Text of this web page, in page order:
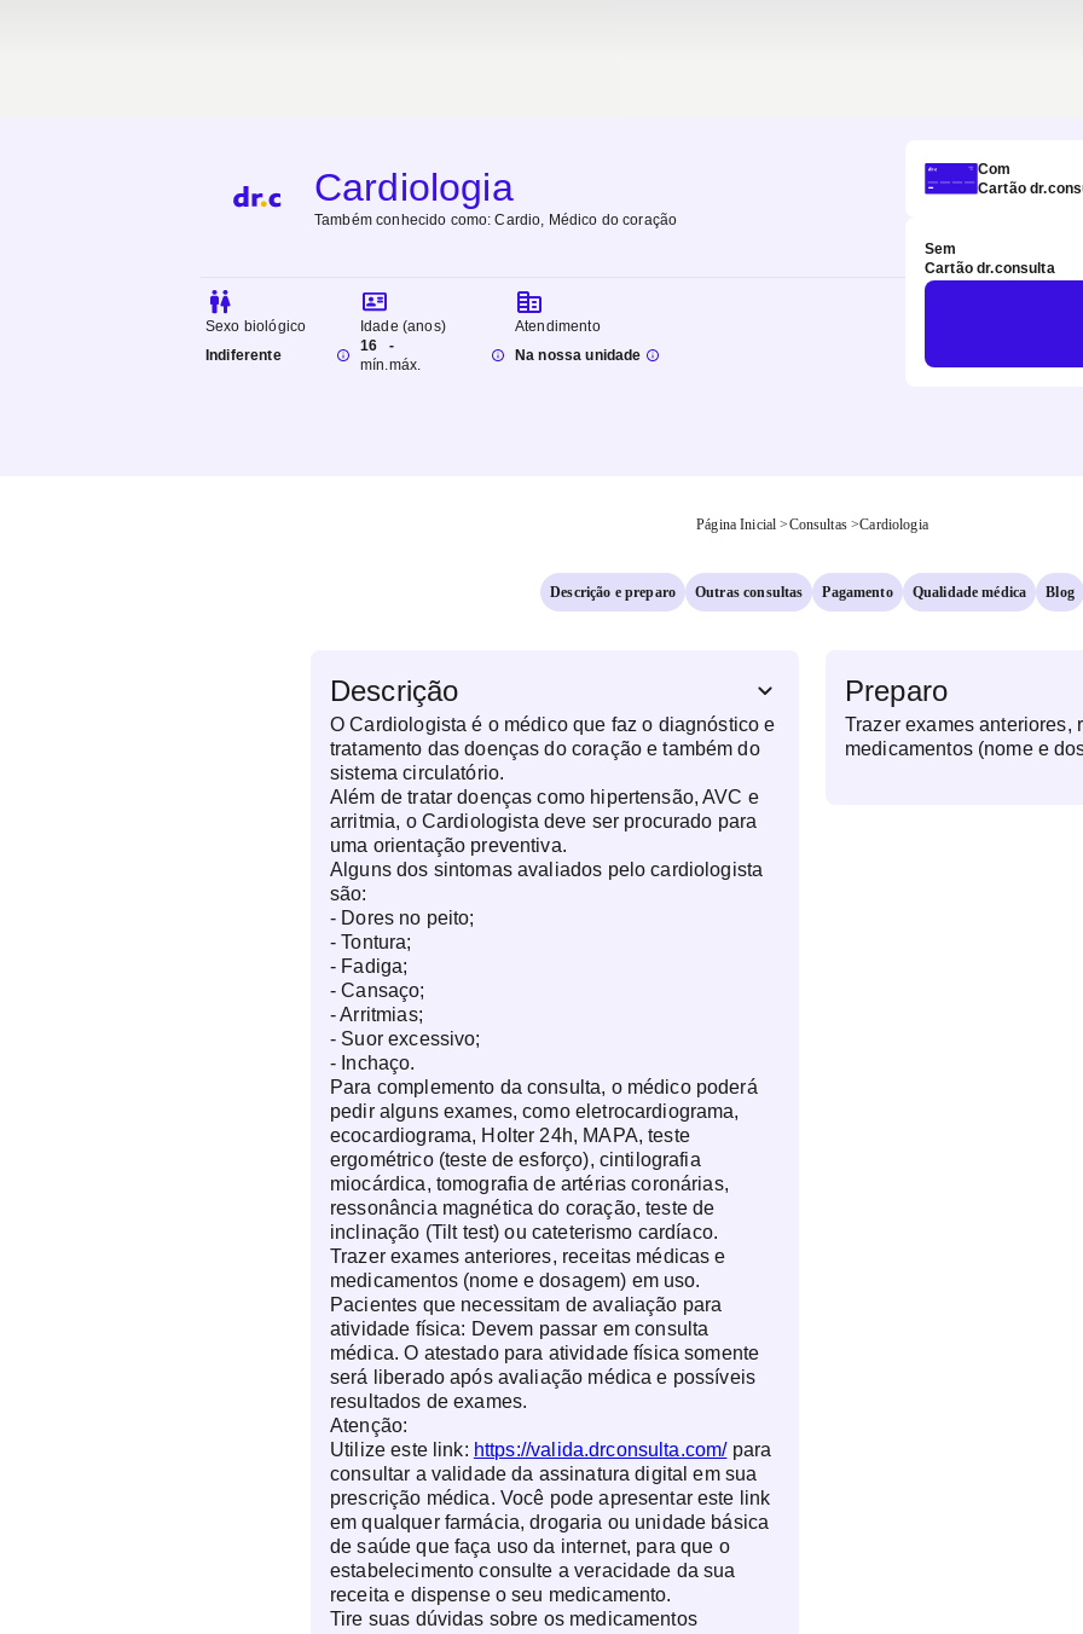
Cardiologia
Também conhecido como:Cardio, Médico do coração
Sexo biológico
Indiferente
Idade (anos)
16
mín.
-
máx.
Atendimento
Na nossa unidade
Com
Cartão
Sem
Cartão dr.consulta
Página Inicial >Consultas >Cardiologia
Descrição e preparo Outras consultas Pagamento Qualidade médica Blog
Descrição
O Cardiologista é o médico que faz o diagnóstico e
tratamento das doenças do coração e também do
sistema circulatório.
Além de tratar doenças como hipertensão, AVC e
arritmia, o Cardiologista deve ser procurado para
uma orientação preventiva.
Alguns dos sintomas avaliados pelo cardiologista
são:
- Dores no peito;
- Tontura;
- Fadiga;
- Cansaço;
- Arritmias;
- Suor excessivo;
- Inchaço.
Para complemento da consulta, o médico poderá
pedir alguns exames, como eletrocardiograma,
ecocardiograma, Holter 24h, MAPA, teste
ergométrico (teste de esforço), cintilografia
miocárdica, tomografia de artérias coronárias,
ressonância magnética do coração, teste de
inclinação (Tilt test) ou cateterismo cardíaco.
Trazer exames anteriores, receitas médicas e
medicamentos (nome e dosagem) em uso.
Pacientes que necessitam de avaliação para
atividade física: Devem passar em consulta
médica. O atestado para atividade física somente
será liberado após avaliação médica e possíveis
resultados de exames.
Atenção:
Utilize este link: https://valida.drconsulta.com/para
consultar a validade da assinatura digital em sua
prescrição médica. Você pode apresentar este link
em qualquer farmácia, drogaria ou unidade básica
de saúde que faça uso da internet, para que o
estabelecimento consulte a veracidade da sua
receita e dispense o seu medicamento.
Tire suas dúvidas sobre os medicamentos
Preparo
Trazer exames anteriores,
medicamentos (nome e